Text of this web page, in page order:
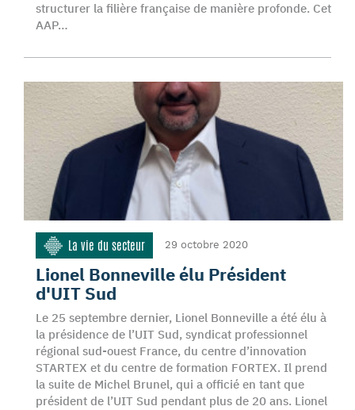
structurer la filière française de manière profonde. Cet
AAP…
La vie du secteur 29 octobre 2020
Lionel Bonneville élu Président
d'UIT Sud
Le 25 septembre dernier, Lionel Bonneville a été élu à
la présidence de l’UIT Sud, syndicat professionnel
régional sud-ouest France, du centre d’innovation
STARTEX et du centre de formation FORTEX. Il prend
la suite de Michel Brunel, qui a officié en tant que
président de l’UIT Sud pendant plus de 20 ans. Lionel